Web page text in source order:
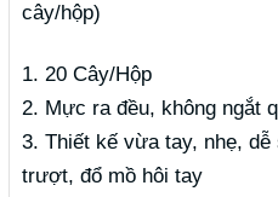
cây/hộp)
1. 20 Cây/Hộp
2. Mực ra đều, không ngắt
3. Thiết kế vừa tay, nhẹ,
trượt, đổ mồ hôi tay